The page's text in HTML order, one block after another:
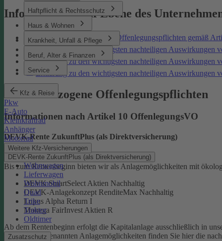
Haftpflicht & Rechtsschutz
Haus & Wohnen
Krankheit, Unfall & Pflege
Beruf, Alter & Finanzen
Service
Kfz & Reise
Pkw
E-Auto
Kleinkraftrad
Anhänger
Motorrad
Weitere Kfz-Versicherungen
Wohnwagen
Lieferwagen
Wohnmobil
Quad
Trike
Traktor
Oldtimer
Zusatzschutz
Informationen auf Ebene des
Nachhaltigkeitsbezogene Offenlegungspflichten gemäß
Erklärung zu den wichtigsten nachteiligen
Erklärung zu den wichtigsten nachteiligen Auswirkungen
Erklärung zu den wichtigsten nachteiligen Auswirkungen
Produktbezogene Offenlegungspflichten
Informationen nach Artikel 10 OffenlegungsVO
DEVK-Rente ZukunftPlus (als Direktversicherung)
DEVK-Rente ZukunftPlus (als Direktversicherung)
Bis zum Rentenbeginn bieten wir als Anlagemöglichkeiten mit
DEVK SmartSelect Aktien Nachhaltig
DEVK-Anlagekonzept RenditeMax Nachhaltig
Lupus Alpha Return I
Monega FairInvest Aktien R
Ab dem Rentenbeginn erfolgt die Kapitalanlage ausschließlich in
Zu den oben genannten Anlagemöglichkeiten finden Sie hier die